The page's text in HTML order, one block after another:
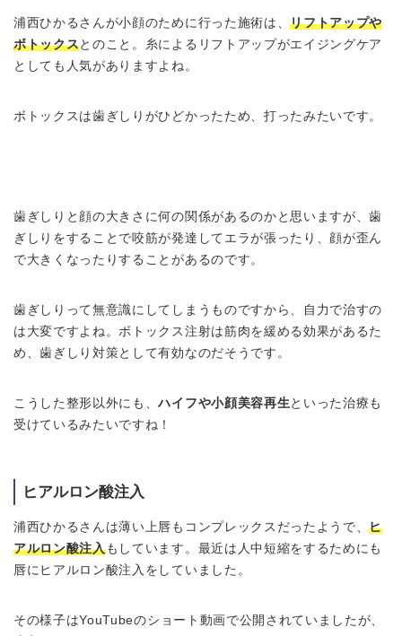
浦西ひかるさんが小顔のために行った施術は、リフトアップや
ボトックスとのこと。糸によるリフトアップがエイジングケア
としても人気がありますよね。
ボトックスは歯ぎしりがひどかったため、打ったみたいです。
歯ぎしりと顔の大きさに何の関係があるのかと思いますが、歯
ぎしりをすることで咬筋が発達してエラが張ったり、顔が歪ん
で大きくなったりすることがあるのです。
歯ぎしりって無意識にしてしまうものですから、自力で治すの
は大変ですよね。ボトックス注射は筋肉を緩める効果があるた
め、歯ぎしり対策として有効なのだそうです。
こうした整形以外にも、ハイフや小顔美容再生 といった治療も
受けているみたいですね！
ヒアルロン酸注入
浦西ひかるさんは薄い上唇もコンプレックスだったようで、ヒ
アルロン酸注入もしています。最近は人中短縮をするためにも
唇にヒアルロン酸注入をしていました。
その様子はYouTubeのショート動画で公開されていましたが、